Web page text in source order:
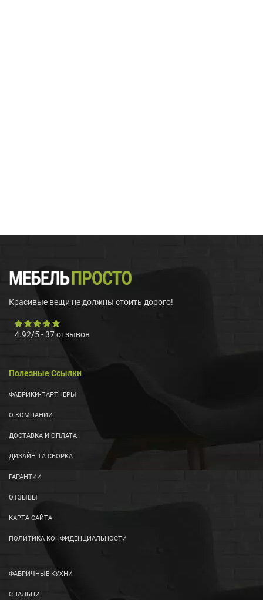
Красивые вещи не должны стоить дорого!
4.92/5-37отзывов
Полезные Ссылки
ФАБРИКИ-ПАРТНЕРЫ
О КОМПАНИИ
ДОСТАВКА И ОПЛАТА
ДИЗАЙН ТА СБОРКА
ГАРАНТИИ
ОТЗЫВЫ
КАРТА САЙТА
ПОЛИТИКА КОНФИДЕНЦИАЛЬНОСТИ
ФАБРИЧНЫЕ КУХНИ
СПАЛЬНИ